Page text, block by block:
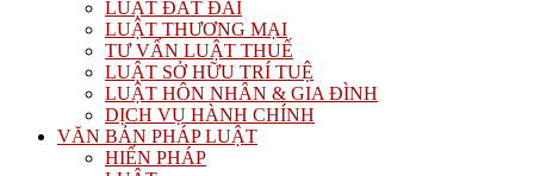
LUẬT ĐẤT ĐAI
LUẬT THƯƠNG MẠI
TƯ VẤN LUẬT THUẾ
LUẬT SỞ HỮU TRÍ TUỆ
LUẬT HÔN NHÂN & GIA ĐÌNH
DỊCH VỤ HÀNH CHÍNH
VĂN BẢN PHÁP LUẬT
HIẾN PHÁP